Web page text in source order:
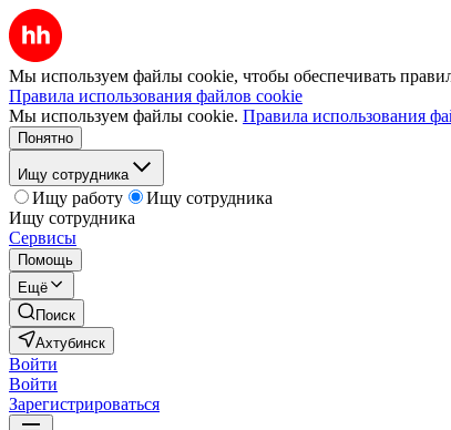
Мы используем файлы cookie, чтобы обеспечивать
Правила использования файлов cookie
Мы используем файлы cookie. Правила использования
Понятно
Ищу сотрудника
Ищу работу
Ищу сотрудника
Ищу сотрудника
Сервисы
Помощь
Ещё
Поиск
Ахтубинск
Войти
Войти
Зарегистрироваться